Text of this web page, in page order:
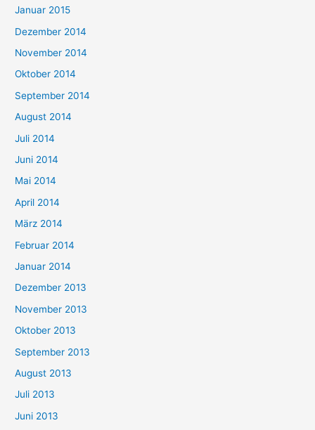
Januar 2015
Dezember 2014
November 2014
Oktober 2014
September 2014
August 2014
Juli 2014
Juni 2014
Mai 2014
April 2014
März 2014
Februar 2014
Januar 2014
Dezember 2013
November 2013
Oktober 2013
September 2013
August 2013
Juli 2013
Juni 2013